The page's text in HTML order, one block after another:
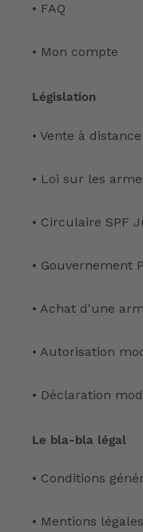
• FAQ
• Mon compte
Législation
• Vente à distance
• Loi sur les
• Circulaire SPF
• Gouvernement
• Achat d'une
• Autorisation
• Déclaration
Le bla-bla légal
• Conditions
• Mentions légales